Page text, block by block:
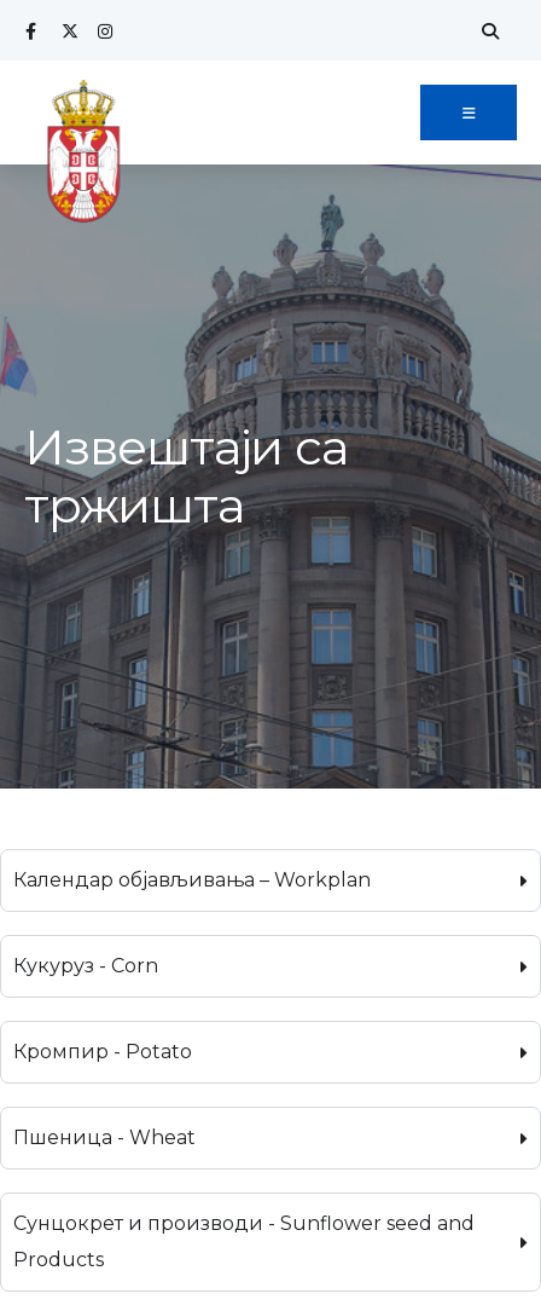
Извештаји са
тржишта
Календар објављивања – Workplan
Кукуруз - Corn
Кромпир - Potato
Пшеница - Wheat
Сунцокрет и производи - Sunflower seed and
Products